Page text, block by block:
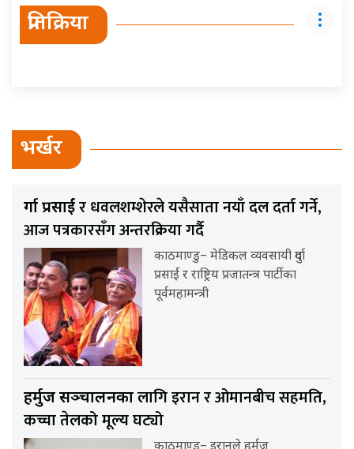
प्रतिक्रिया
भर्खर
दुर्गा प्रसाईंर धवलशम्शेरले यसैसाता नयाँ दल दर्ता गर्ने,
आज पत्रकारसँग अन्तरक्रिया गर्दै
काठमाण्डु– मेडिकल व्यवसायी दुर्गा
प्रसाईं र राष्ट्रिय प्रजातन्त्र पार्टीका
पूर्वमहामन्त्री
हर्मुज सञ्चालनकालागि इरान र ओमानबीच सहमति,
कच्चा तेलको मूल्य घट्यो